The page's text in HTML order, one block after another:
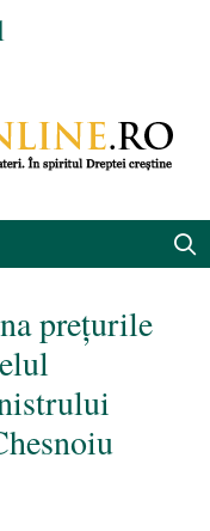
prețurile